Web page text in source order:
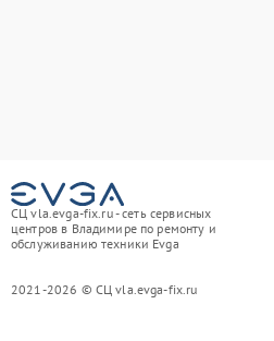
СЦ vla.evga-fix.ru - сеть сервисных
центров в Владимире по ремонту и
обслуживанию техники Evga
2021-2026 © СЦ vla.evga-fix.ru